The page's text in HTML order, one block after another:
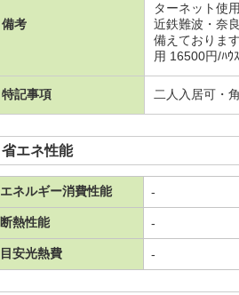
備考
ターネット使
近鉄難波・奈
備えておりま
用 16500円/ﾊｳ
特記事項 二人入居可・
省エネ性能
エネルギー消費性能 -
断熱性能 -
目安光熱費 -